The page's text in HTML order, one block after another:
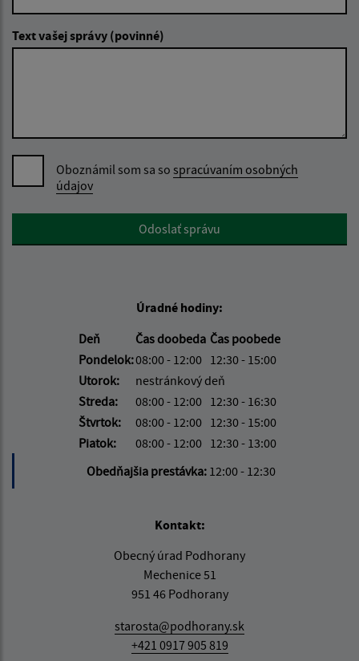
Text vašej správy (povinné)
Oboznámil som sa so spracúvaním osobných
údajov
Google reCaptcha ResponseOdoslať správu
Úradné hodiny:
Deň
Čas doobeda Čas poobede
Pondelok:08:00 - 12:00 12:30 - 15:00
Utorok:
nestránkový deň
Streda:
08:00 - 12:00 12:30 - 16:30
Štvrtok:
08:00 - 12:00 12:30 - 15:00
Piatok:
08:00 - 12:00 12:30 - 13:00
Obedňajšia prestávka: 12:00 - 12:30
Kontakt:
Obecný úrad Podhorany
Mechenice 51
951 46 Podhorany
starosta@podhorany.sk
+421 0917 905 819